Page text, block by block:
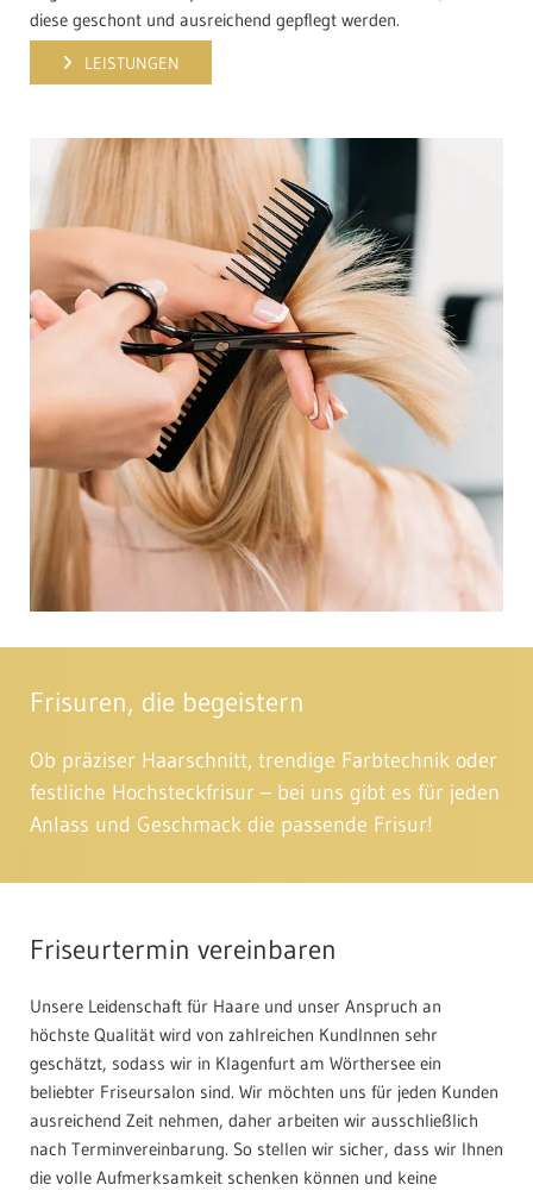
diese geschont und ausreichend gepflegt werden.
LEISTUNGEN
Frisuren, die begeistern
Ob präziser Haarschnitt, trendige Farbtechnik oder
festliche Hochsteckfrisur – bei uns gibt es für jeden
Anlass und Geschmack die passende Frisur!
Friseurtermin vereinbaren
Unsere Leidenschaft für Haare und unser Anspruch an
höchste Qualität wird von zahlreichen KundInnen sehr
geschätzt, sodass wir in Klagenfurt am Wörthersee ein
beliebter Friseursalon sind. Wir möchten uns für jeden Kunden
ausreichend Zeit nehmen, daher arbeiten wir ausschließlich
nach Terminvereinbarung. So stellen wir sicher, dass wir Ihnen
die volle Aufmerksamkeit schenken können und keine